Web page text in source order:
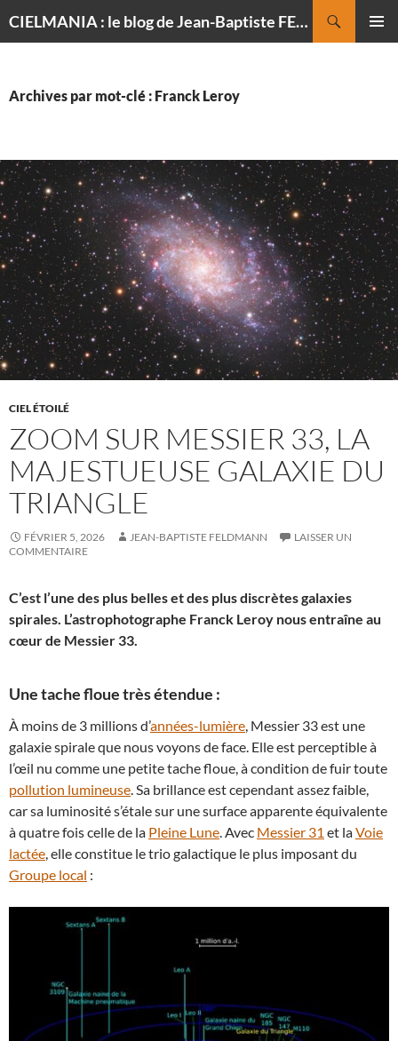
CIELMANIA : le blog de Jean-Baptiste FELDMANN, photographe du ciel
Archives par mot-clé : Franck Leroy
CIEL ÉTOILÉ
ZOOM SUR MESSIER 33, LA
MAJESTUEUSE GALAXIE DU
TRIANGLE
FÉVRIER 5, 2026 JEAN-BAPTISTE FELDMANN
LAISSER UN
COMMENTAIRE
C’est l’une des plus belles et des plus discrètes galaxies
spirales. L’astrophotographe Franck Leroy nous entraîne au
cœur de Messier 33.
Une tache floue très étendue :
À moins de 3 millions d’années-lumière, Messier 33 est une
galaxie spirale que nous voyons de face. Elle est perceptible à
l’œil nu comme une petite tache floue, à condition de fuir toute
pollution lumineuse. Sa brillance est cependant assez faible,
car sa luminosité s’étale sur une surface apparente équivalente
à quatre fois celle de la Pleine Lune. Avec Messier 31 et laVoie
lactée, elle constitue le trio galactique le plus imposant du
Groupe local :